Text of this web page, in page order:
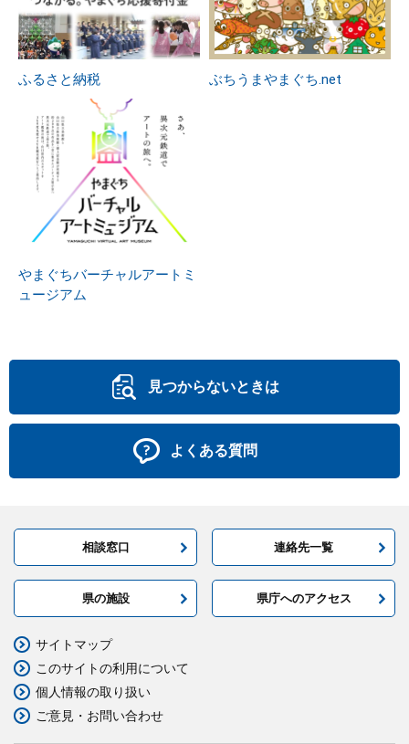
ふるさと納税 ぶちうまやまぐち.net
やまぐちバーチャルアートミ
ュージアム
見つからないときは
よくある質問
相談窓口 連絡先一覧
県の施設 県庁へのアクセス
サイトマップ
このサイトの利用について
個人情報の取り扱い
ご意見・お問い合わせ